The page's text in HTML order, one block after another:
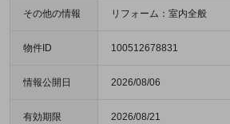
その他の情報 リフォーム：室内全般
物件ID 100512678831
情報公開日 2026/08/06
有効期限 2026/08/21